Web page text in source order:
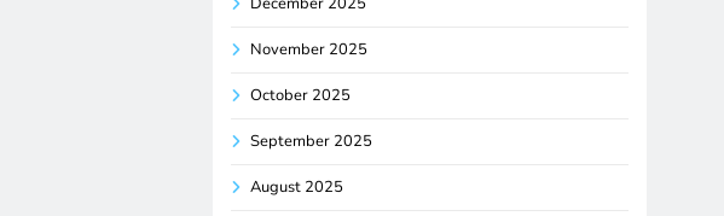
November 2025
October 2025
September 2025
August 2025